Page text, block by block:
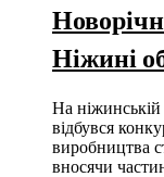
Ніжині
На
відбувся
виробництва
вносячи